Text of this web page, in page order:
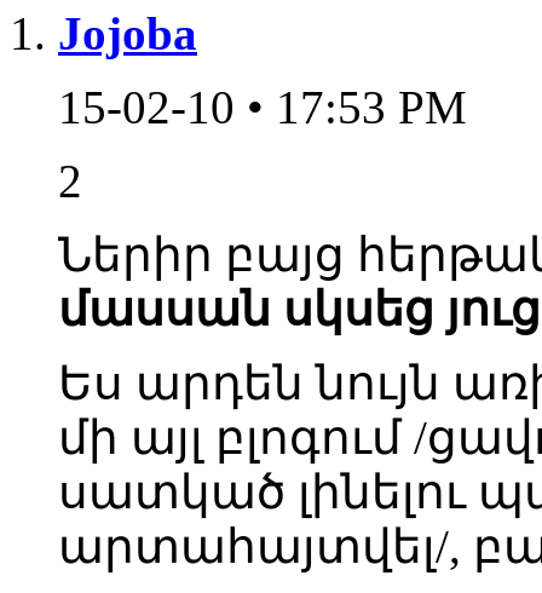
Jojoba
15-02-10 • 17:53 PM
2
Ներիր բայց
մասսան սկսեց
Ես արդեն նույն
մի այլ բլոգում /
սատկած լինելու
արտահայտվել/,